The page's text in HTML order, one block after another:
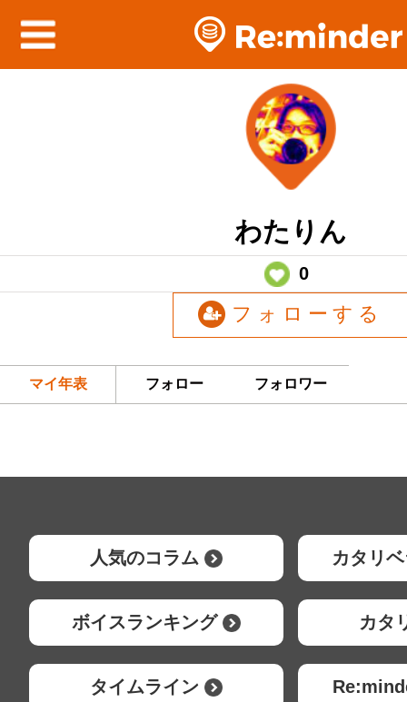
わたりん
0
フォローする
マイ年表 フォロー フォロワー
人気のコラム カタリ
ボイスランキング カタ
タイムライン